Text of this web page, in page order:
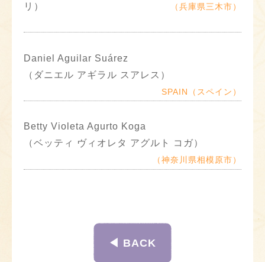
リ）
（兵庫県三木市）
Daniel Aguilar Suárez
（ダニエル アギラル スアレス）
SPAIN（スペイン）
Betty Violeta Agurto Koga
（ベッティ ヴィオレタ アグルト コガ）
（神奈川県相模原市）
◀︎ BACK